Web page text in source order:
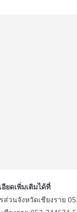
ยดเพิ่มเติมได้ที่
ส่วนจังหวัดเชียงราย